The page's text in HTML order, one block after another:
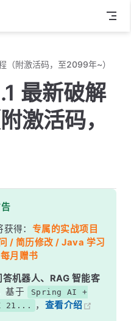
（附激活码，至2099年~）
最新破解
激活码，
得： 专属的实战项目
/ 简历修改 / Java 学习
月赠书
机器人、RAG 智能客
基于
Spring AI +
21...
， 查看介绍